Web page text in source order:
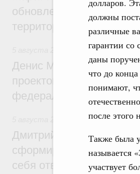
долларов.
должны
различные
гарантии со
даны
что до
понимают,
после этого
Также была
называется
участвует
обновлено в России
территорий
Инструменты
Денис Мантуров
проектов института
федеральном округе
Молодёжная
Дмитрий Чернышенко:
сформировал целое
себя ответственность